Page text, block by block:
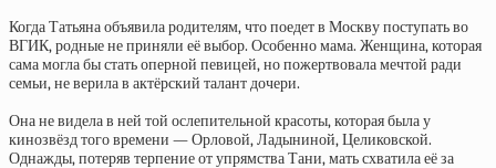
Когда Татьяна объявила родителям, что поедет в Москву поступать во
ВГИК, родные не приняли её выбор. Особенно мама. Женщина, которая
сама могла бы стать оперной певицей, но пожертвовала мечтой ради
семьи, не верила в актёрский талант дочери.
Она не видела в ней той ослепительной красоты, которая была у
кинозвёзд того времени — Орловой, Ладыниной, Целиковской.
Однажды, потеряв терпение от упрямства Тани, мать схватила её за